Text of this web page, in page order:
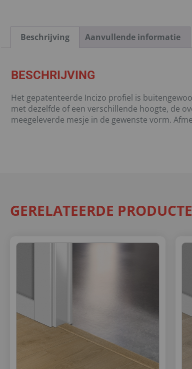
Beschrijving Aanvullende informatie
BESCHRIJVING
Het gepatenteerde Incizo profiel is
met dezelfde of een verschillende hoogte, de
meegeleverde mesje in de gewenste vorm.
GERELATEERDE